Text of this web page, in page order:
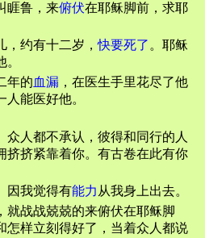
睚鲁，来俯伏在耶稣脚前，求耶
，约有十二岁，快要死了 。耶稣
。
年的血漏 ，在医生手里花尽了他
人能医好他。
众人都不承认，彼得和同行的人
挤挤紧靠着你。有古卷在此有你
因我觉得有能力 从我身上出去。
就战战兢兢的来俯伏在耶稣脚
怎样立刻得好了，当着众人都说